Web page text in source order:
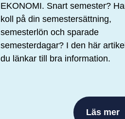
EKONOMI. Snart semester?
koll på din semestersättning,
semesterlön och sparade
semesterdagar? I den här
du länkar till bra information.
Läs mer